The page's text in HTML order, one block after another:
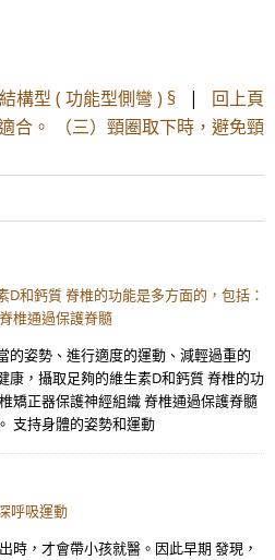
構型 ( 功能型側彎 ) § | 回上頁
合。 （三）頸圈取下時，避免頸
和鈣質 脊椎的功能是多方面的，包括：
椎通過保護脊髓
的姿勢、進行適度的運動、減輕過重的
康，攝取足夠的維生素D和鈣質 脊椎的功
矯正器保護神經組織 脊椎通過保護脊髓
支持身體的姿勢和運動
呼吸運動
時，才會帶小孩就醫。因此早期 發現，